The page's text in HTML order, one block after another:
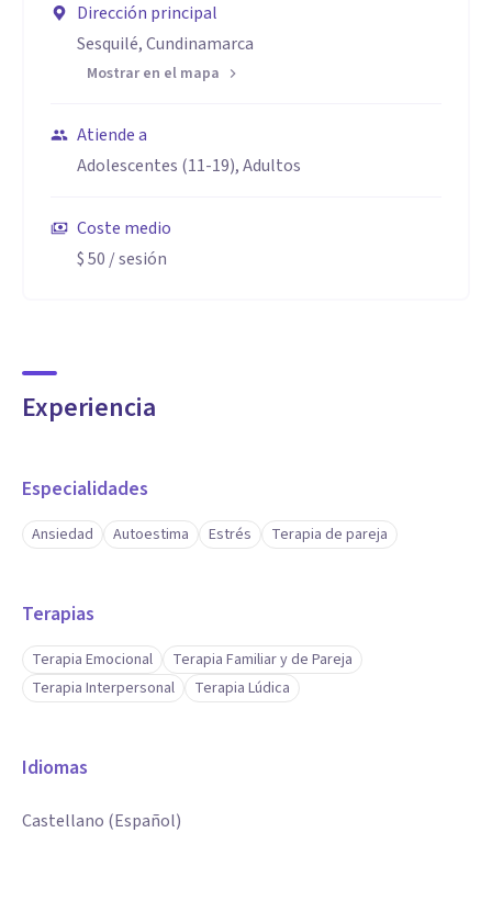
Dirección principal
Sesquilé, Cundinamarca
Mostrar en el mapa
Atiende a
Adolescentes (11-19), Adultos
Coste medio
$ 50 / sesión
Experiencia
Especialidades
Ansiedad Autoestima Estrés Terapia de pareja
Terapias
Terapia Emocional
Terapia Familiar y de Pareja
Terapia Interpersonal
Terapia Lúdica
Idiomas
Castellano (Español)